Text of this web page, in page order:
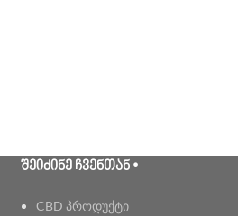
ᲨᲔᲘᲫᲘᲜᲔ ᲩᲕᲔᲜᲗᲐᲜ •
CBD პროდუქტი